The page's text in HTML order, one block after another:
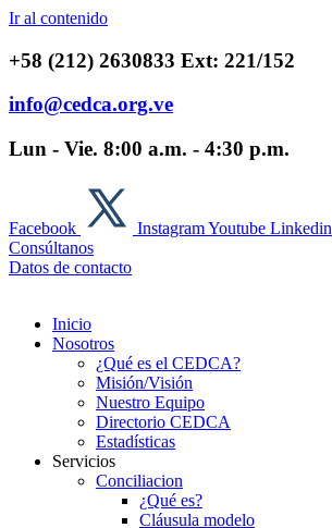
Ir al contenido
+58 (212) 2630833 Ext: 221/152
info@cedca.org.ve
Lun - Vie. 8:00 a.m. - 4:30 p.m.
Facebook InstagramYoutube Linkedin
Consúltanos
Datos de contacto
Inicio
Nosotros
¿Qué es el CEDCA?
Misión/Visión
Nuestro Equipo
Directorio CEDCA
Estadísticas
Servicios
Conciliacion
¿Qué es?
Cláusula modelo